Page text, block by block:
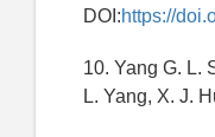
DOI:https://
10. Yang G. L.
L. Yang, X. J.